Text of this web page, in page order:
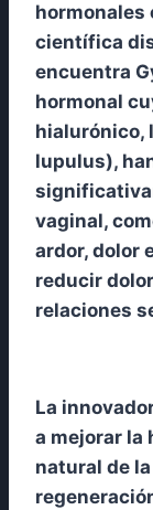
hormonales
científica
encuentra
hormonal
hialurónico,
lupulus),
vaginal,
ardor, dolor
reducir
relaciones
La
a mejorar la
natural de